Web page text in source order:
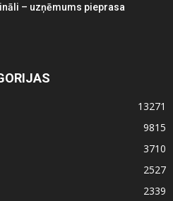
– uzņēmums pieprasa
13271
9815
3710
2527
2339